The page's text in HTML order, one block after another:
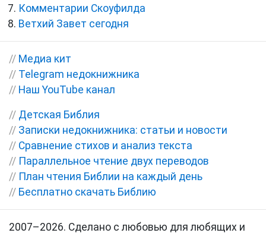
Комментарии Скоуфилда
Ветхий Завет сегодня
// Медиа кит
// Telegram недокнижника
// Наш YouTube канал
// Детская Библия
// Записки недокнижника: статьи и новости
// Сравнение стихов и анализ текста
// Параллельное чтение двух переводов
// План чтения Библии на каждый день
// Бесплатно скачать Библию
2007–2026. Сделано с любовью для любящих и